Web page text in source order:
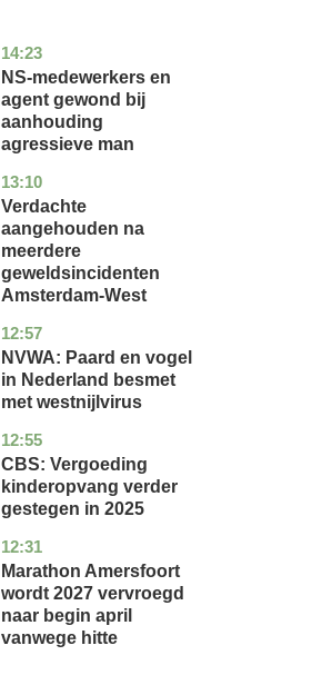
14:23
flevoland
nieuws
NS-medewerkers en
agent gewond bij
aanhouding
agressieve man
13:10
noord-
holland
nieuws
Verdachte
aangehouden na
meerdere
geweldsincidenten
Amsterdam-West
12:57
utrecht
nieuws
NVWA: Paard en vogel
in Nederland besmet
met westnijlvirus
12:55
zuid-
holland
economie
CBS: Vergoeding
kinderopvang verder
gestegen in 2025
12:31
utrecht
nieuws
Marathon Amersfoort
wordt 2027 vervroegd
naar begin april
vanwege hitte